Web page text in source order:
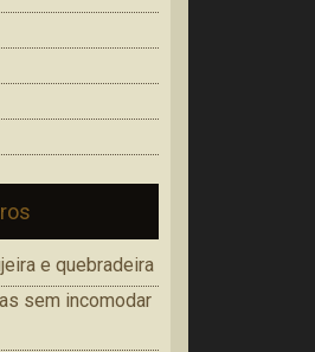
painel decorativo,
e quebradeira
sem incomodar